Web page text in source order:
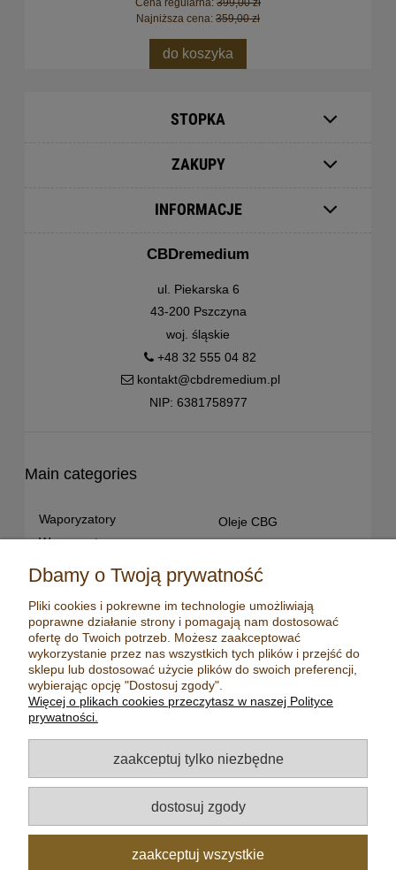
Najniższa cena: 359,00 zł
do koszyka
STOPKA
ZAKUPY
INFORMACJE
CBDremedium
ul. Piekarska 6
43-200 Pszczyna
woj. śląskie
+48 32 555 04 82
kontakt@cbdremedium.pl
NIP: 6381758977
Main categories
Waporyzatory
Waporyzatory
Waporyzatory manualne
Waporyzatory
stacjonarne
Premium vaporizers
Waporyzatory
konwekcyjne
Zestawy z
waporyzatorem
Oleje CBD 5%
Oleje CBG
Susz konopny
CBD dla zwierząt
Młynki/ Grindery
Zapalniczki
Maści konopne
Mydła konopne
Aromatyzery
Olejki eteryczne
Herbaty
Dbamy o Twoją prywatność
Pliki cookies i pokrewne im technologie umożliwiają
poprawne działanie strony i pomagają nam dostosować
ofertę do Twoich potrzeb. Możesz zaakceptować
wykorzystanie przez nas wszystkich tych plików i przejść do
sklepu lub dostosować użycie plików do swoich preferencji,
wybierając opcję "Dostosuj zgody".
Więcej o plikach cookies przeczytasz w naszej Polityce
prywatności.
zaakceptuj tylko niezbędne
dostosuj zgody
zaakceptuj wszystkie